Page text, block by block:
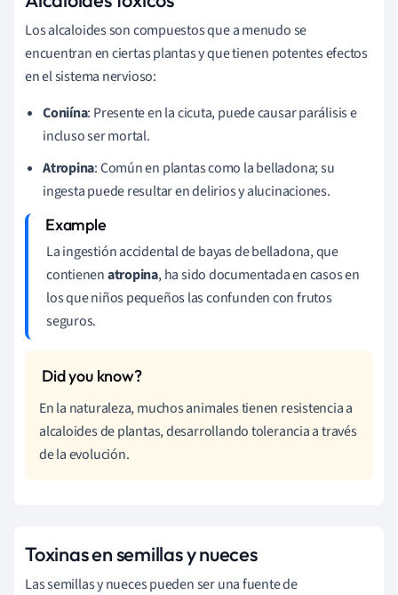
Los alcaloides son compuestos que a menudo se
encuentran en ciertas plantas y que tienen potentes efectos
en el sistema nervioso:
Coniína: Presente en la cicuta, puede causar parálisis e
incluso ser mortal.
Atropina: Común en plantas como la belladona; su
ingesta puede resultar en delirios y alucinaciones.
La ingestión accidental de bayas de belladona, que
contienenatropina, ha sido documentada en casos en
los que niños pequeños las confunden con frutos
seguros.
En la naturaleza, muchos animales tienen resistencia a
alcaloides de plantas, desarrollando tolerancia a través
de la evolución.
Toxinas en semillas y nueces
Las semillas y nueces pueden ser una fuente de